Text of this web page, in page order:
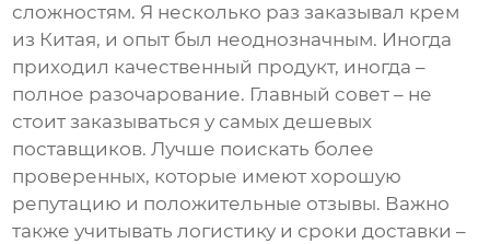
сложностям. Я несколько раз заказывал крем
из Китая, и опыт был неоднозначным. Иногда
приходил качественный продукт, иногда –
полное разочарование. Главный совет – не
стоит заказываться у самых дешевых
поставщиков. Лучше поискать более
проверенных, которые имеют хорошую
репутацию и положительные отзывы. Важно
также учитывать логистику и сроки доставки –